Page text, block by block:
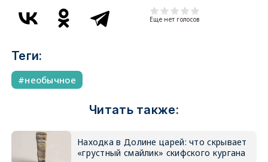
Еще нет голосов
Теги:
необычное
Читать также:
Находка в Долине царей: что скрывает
«грустный смайлик» скифского кургана